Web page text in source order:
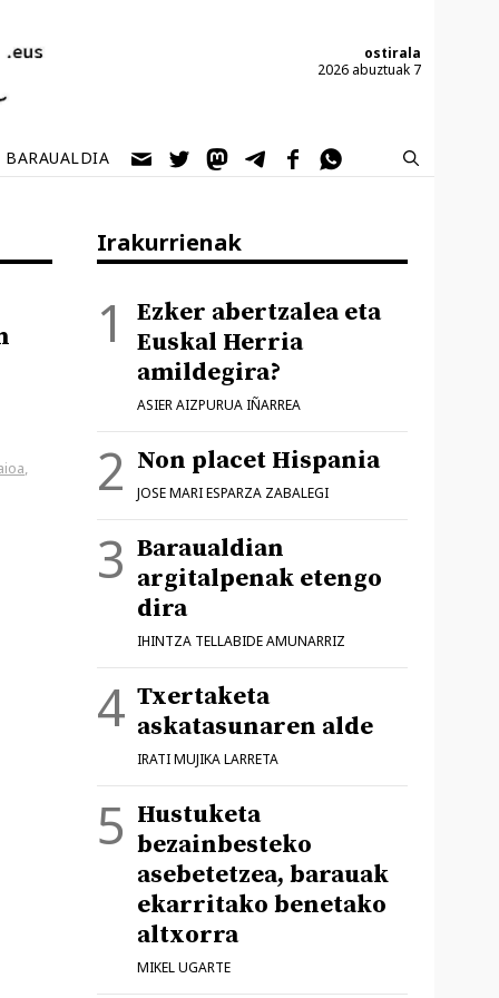
ostirala
2026 abuztuak 7
BARAUALDIA
,
Irakurrienak
Ezker abertzalea eta
Euskal Herria
amildegira?
ASIER AIZPURUA IÑARREA
Non placet Hispania
JOSE MARI ESPARZA ZABALEGI
Baraualdian
argitalpenak etengo
dira
IHINTZA TELLABIDE AMUNARRIZ
Txertaketa
askatasunaren alde
IRATI MUJIKA LARRETA
Hustuketa
bezainbesteko
asebetetzea, barauak
ekarritako benetako
altxorra
MIKEL UGARTE